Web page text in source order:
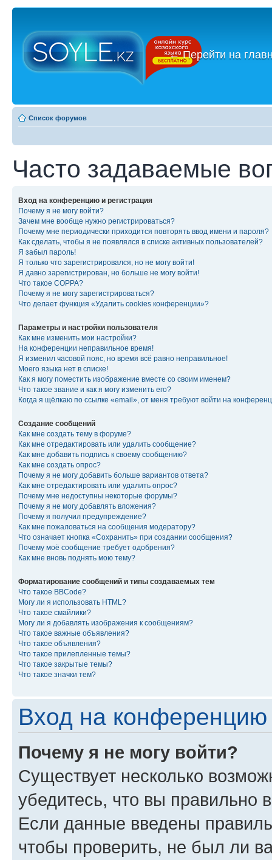
←Перейти на
Список форумов
Часто задаваемые
Вход на конференцию и регистрация
Почему я не могу войти?
Зачем мне вообще нужно регистрироваться?
Почему мне периодически приходится повторять ввод имени и пароля?
Как сделать, чтобы я не появлялся в списке активных пользователей?
Я забыл пароль!
Я только что зарегистрировался, но не могу войти!
Я давно зарегистрирован, но больше не могу войти!
Что такое COPPA?
Почему я не могу зарегистрироваться?
Что делает функция «Удалить cookies конференции»?
Параметры и настройки пользователя
Как мне изменить мои настройки?
На конференции неправильное время!
Я изменил часовой пояс, но время всё равно неправильное!
Моего языка нет в списке!
Как я могу поместить изображение вместе со своим именем?
Что такое звание и как я могу изменить его?
Когда я щёлкаю по ссылке «email», от меня требуют войти на
Создание сообщений
Как мне создать тему в форуме?
Как мне отредактировать или удалить сообщение?
Как мне добавить подпись к своему сообщению?
Как мне создать опрос?
Почему я не могу добавить больше вариантов ответа?
Как мне отредактировать или удалить опрос?
Почему мне недоступны некоторые форумы?
Почему я не могу добавлять вложения?
Почему я получил предупреждение?
Как мне пожаловаться на сообщения модератору?
Что означает кнопка «Сохранить» при создании сообщения?
Почему моё сообщение требует одобрения?
Как мне вновь поднять мою тему?
Форматирование сообщений и типы создаваемых тем
Что такое BBCode?
Могу ли я использовать HTML?
Что такое смайлики?
Могу ли я добавлять изображения к сообщениям?
Что такое важные объявления?
Что такое объявления?
Что такое прилепленные темы?
Что такое закрытые темы?
Что такое значки тем?
Вход на конференцию
Почему я не могу войти?
Существует несколько
убедитесь, что вы правильно
Если данные введены
чтобы проверить, не был ли